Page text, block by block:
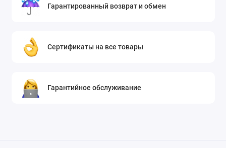
Гарантированный возврат и обмен
Сертификаты на все товары
Гарантийное обслуживание